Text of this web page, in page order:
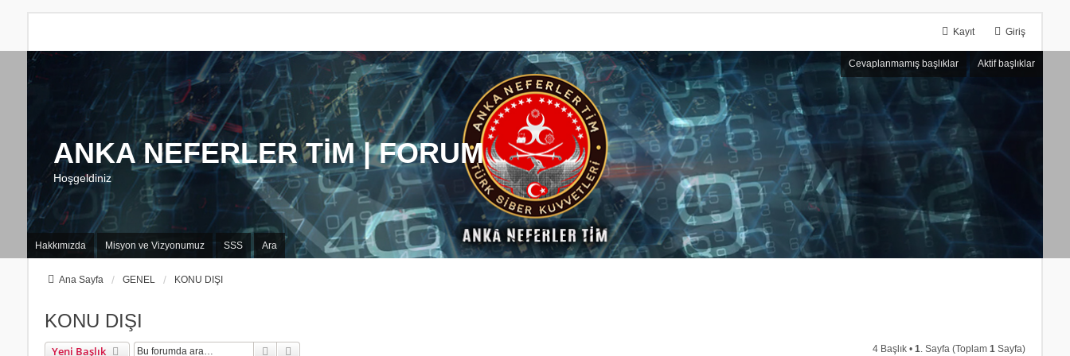
Giriş
Kayıt
Cevaplanmamış başlıklar Aktif başlıklar
ANKA NEFERLER TİM | FORUM
Hoşgeldiniz
Hakkımızda Misyon ve Vizyonumuz SSS Ara
Ana Sayfa GENEL KONU DIŞI
KONU DIŞI
Yeni Başlık Ara 4 Başlık •1. Sayfa (Toplam1 Sayfa)